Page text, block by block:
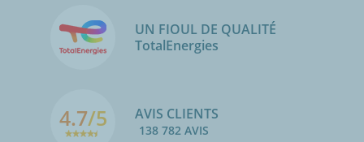
UN FIOUL DE QUALITÉ
TotalEnergies
4.7/5 AVIS CLIENTS
138 782 AVIS